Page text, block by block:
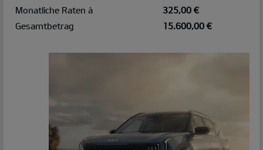
Monatliche Raten à
325,00 €
Gesamtbetrag
15.600,00 €